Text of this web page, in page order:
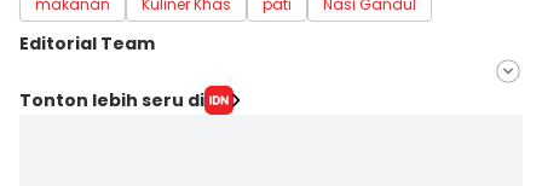
makanan Kuliner Khas pati Nasi Gandul
Editorial Team
Editor
Tonton lebih seru di